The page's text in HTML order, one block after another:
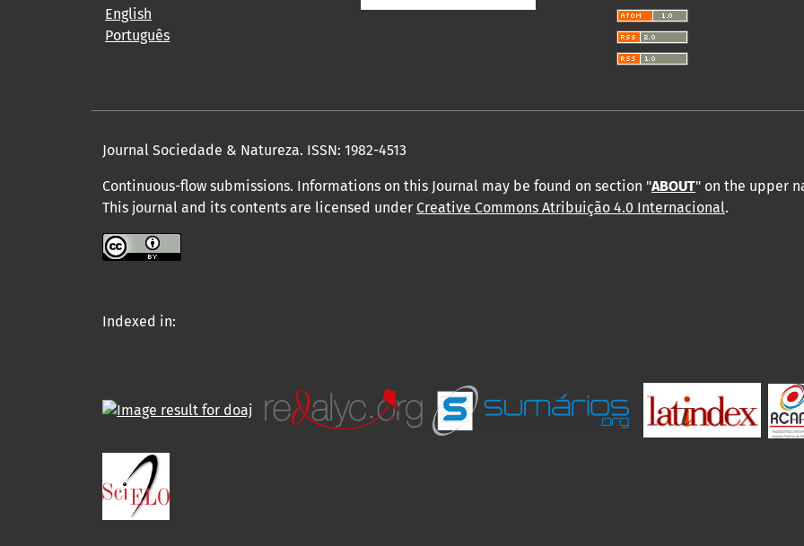
English
Português
Journal Sociedade & Natureza. ISSN: 1982-4513
Continuous-flow submissions. Informations on this Journal may be found on section "ABOUT" on the upper
This journal and its contents are licensed under Creative Commons Atribuição 4.0 Internacional.
Indexed in: